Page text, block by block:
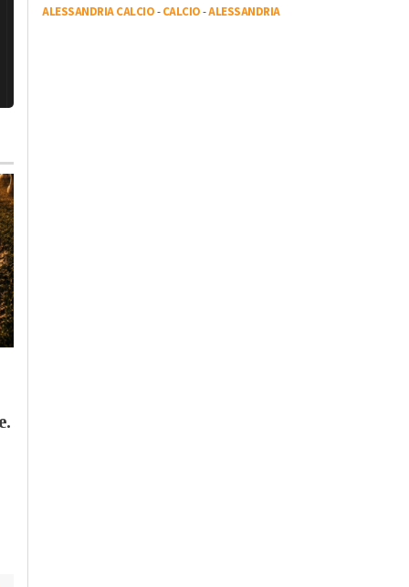
ALESSANDRIA CALCIO-CALCIO-ALESSANDRIA